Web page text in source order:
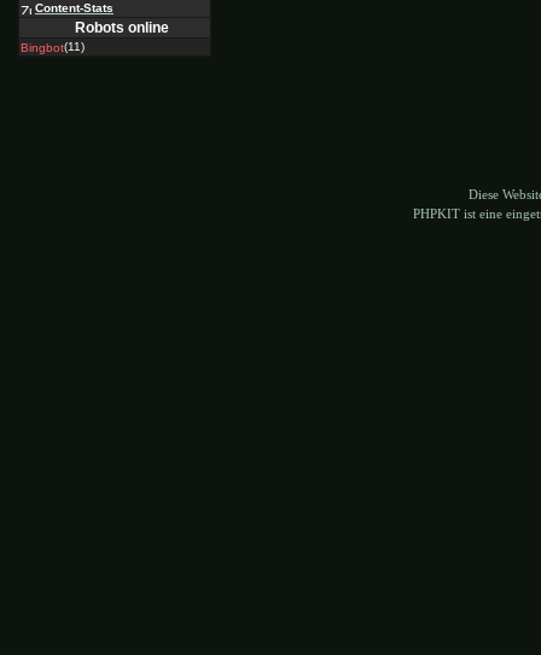
Content-Stats
Robots online
Bingbot(11)
Diese
PHPKIT ist eine